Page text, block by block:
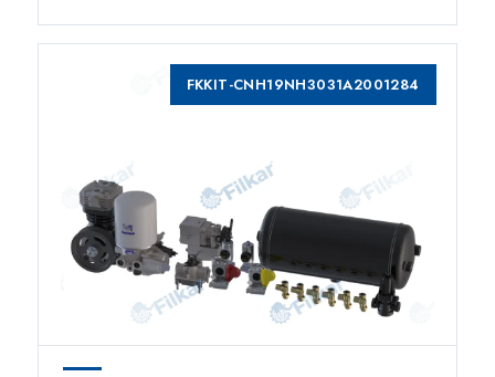
FKKIT-CNH19NH3031A2001284